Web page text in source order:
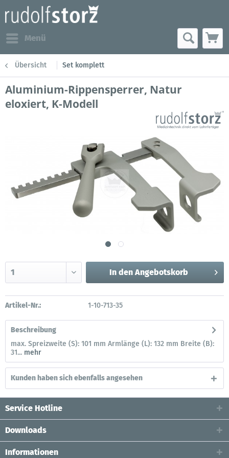
Menü
Übersicht Set komplett
Aluminium-Rippensperrer, Natur
eloxiert, K-Modell
In den Angebotskorb
Artikel-Nr.: 1-10-713-35
Beschreibung
max. Spreizweite (S): 101 mm Armlänge (L): 132 mm Breite (B):
31... mehr
Kunden haben sich ebenfalls angesehen
Service Hotline
Downloads
Informationen